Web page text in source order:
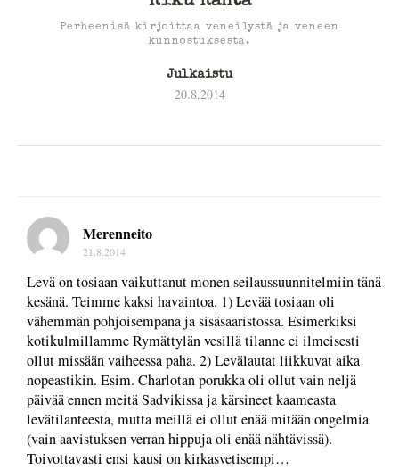
Perheenisä kirjoittaa veneilystä ja veneen
kunnostuksesta.
Julkaistu
20.8.2014
Merenneito
21.8.2014
Levä on tosiaan vaikuttanut monen seilaussuunnitelmiin tänä
kesänä. Teimme kaksi havaintoa. 1) Levää tosiaan oli
vähemmän pohjoisempana ja sisäsaaristossa. Esimerkiksi
kotikulmillamme Rymättylän vesillä tilanne ei ilmeisesti
ollut missään vaiheessa paha. 2) Levälautat liikkuvat aika
nopeastikin. Esim. Charlotan porukka oli ollut vain neljä
päivää ennen meitä Sadvikissa ja kärsineet kaameasta
levätilanteesta, mutta meillä ei ollut enää mitään ongelmia
(vain aavistuksen verran hippuja oli enää nähtävissä).
Toivottavasti ensi kausi on kirkasvetisempi…